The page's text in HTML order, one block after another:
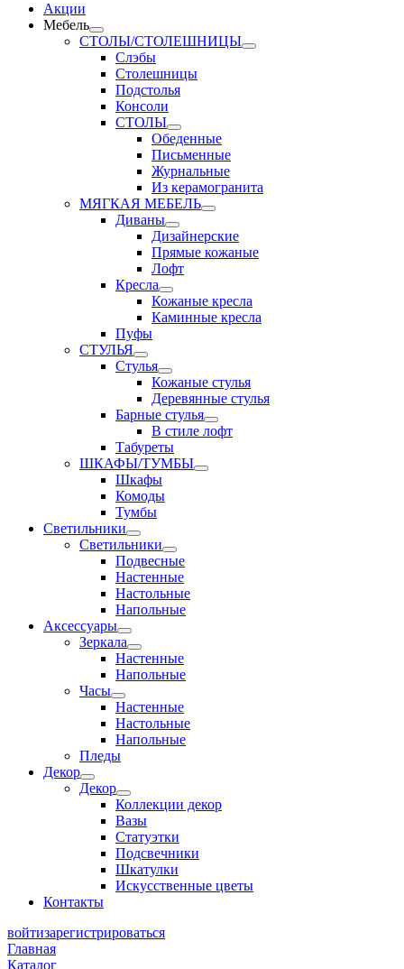
Акции
Мебель
СТОЛЫ/СТОЛЕШНИЦЫ
Слэбы
Столешницы
Подстолья
Консоли
СТОЛЫ
Обеденные
Письменные
Журнальные
Из керамогранита
МЯГКАЯ МЕБЕЛЬ
Диваны
Дизайнерские
Прямые кожаные
Лофт
Кресла
Кожаные кресла
Каминные кресла
Пуфы
СТУЛЬЯ
Стулья
Кожаные стулья
Деревянные стулья
Барные стулья
В стиле лофт
Табуреты
ШКАФЫ/ТУМБЫ
Шкафы
Комоды
Тумбы
Светильники
Светильники
Подвесные
Настенные
Настольные
Напольные
Аксессуары
Зеркала
Настенные
Напольные
Часы
Настенные
Настольные
Напольные
Пледы
Декор
Декор
Коллекции декор
Вазы
Статуэтки
Подсвечники
Шкатулки
Искусственные цветы
Контакты
войтизарегистрироваться
Главная
Каталог